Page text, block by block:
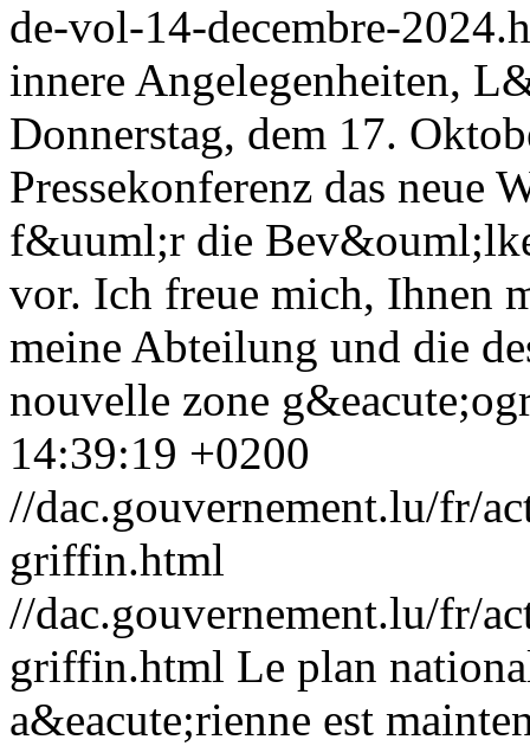
de-vol-14-decembre-
innere Angelegenheiten,
Donnerstag, dem 17.
Pressekonferenz das neue
f&uuml;r die
vor. Ich freue mich, Ihnen
meine Abteilung und die
nouvelle zone
14:39:19 +0200
//dac.gouvernement.lu/fr/
griffin.html
//dac.gouvernement.lu/fr/
griffin.html Le plan
a&eacute;rienne est